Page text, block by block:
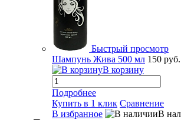
Быстрый просмотр
Шампунь Жива 500 мл 150 руб.
В корзину
Подробнее
Купить в 1 клик Сравнение
В избранное
В